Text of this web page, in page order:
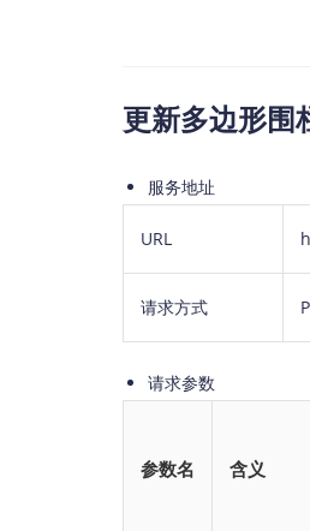
更新多边形围
服务地址
URL
请求方式
请求参数
参数名 含义